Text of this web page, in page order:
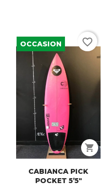
shopping_cart
CABIANCA PICK
POCKET 5’5"
OCCASION favorite_border